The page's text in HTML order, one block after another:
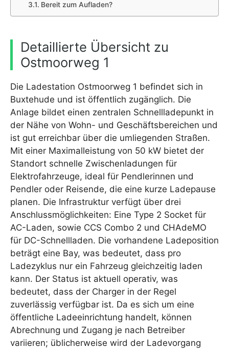
Bereit zum Aufladen?
Detaillierte Übersicht zu
Ostmoorweg 1
Die Ladestation Ostmoorweg 1 befindet sich in
Buxtehude und ist öffentlich zugänglich. Die
Anlage bildet einen zentralen Schnellladepunkt in
der Nähe von Wohn- und Geschäftsbereichen und
ist gut erreichbar über die umliegenden Straßen.
Mit einer Maximalleistung von 50 kW bietet der
Standort schnelle Zwischenladungen für
Elektrofahrzeuge, ideal für Pendlerinnen und
Pendler oder Reisende, die eine kurze Ladepause
planen. Die Infrastruktur verfügt über drei
Anschlussmöglichkeiten: Eine Type 2 Socket für
AC-Laden, sowie CCS Combo 2 und CHAdeMO
für DC-Schnellladen. Die vorhandene Ladeposition
beträgt eine Bay, was bedeutet, dass pro
Ladezyklus nur ein Fahrzeug gleichzeitig laden
kann. Der Status ist aktuell operativ, was
bedeutet, dass der Charger in der Regel
zuverlässig verfügbar ist. Da es sich um eine
öffentliche Ladeeinrichtung handelt, können
Abrechnung und Zugang je nach Betreiber
variieren; üblicherweise wird der Ladevorgang